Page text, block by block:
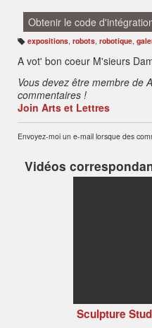
Obtenir le code
B
ali
s
s
:
expositions, robots, robotique,
A vot' bon coeur M'sieurs
Vous devez être membre de
commentaires !
Join Arts et Lettres
Envoyez-moi un e-mail lorsque des
Vidéos